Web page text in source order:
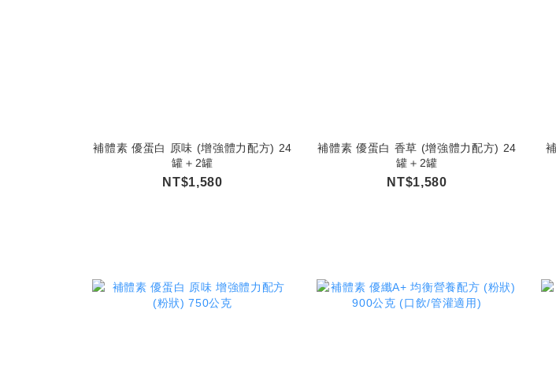
補體素 優蛋白 原味 (增強體力配方) 24
罐＋2罐
NT$1,580
補體素 優蛋白 香草 (增強體力配方) 24
罐＋2罐
NT$1,580